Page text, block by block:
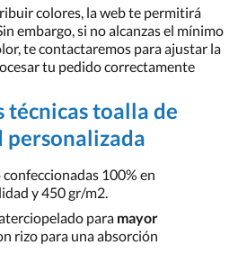
colores, la web te permitirá
embargo, si no alcanzas el mínimo
te contactaremos para ajustar la
tu pedido correctamente
técnicas toalla de
personalizada
confeccionadas 100% en
y 450 gr/m2.
para mayor
rizo para una absorción